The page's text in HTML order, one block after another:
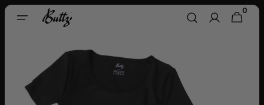
Direkt
Zum
WARENKORB
0
ARTIKEL